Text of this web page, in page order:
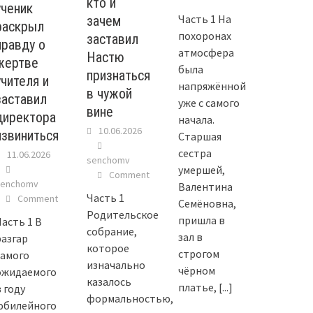
о
и
11.06.2026
Comment
1 В
году
зачем
заставил
Настю
признаться
в чужой
вине
10.06.2026
senchomv
Comment
Часть 1
Родительское
собрание,
которое
изначально
казалось
формальностью,
Часть 1 На
похоронах
атмосфера
была
напряжённой
уже с самого
начала.
Старшая
сестра
умершей,
Валентина
Семёновна,
пришла в
зал в
строгом
чёрном
платье, [...]